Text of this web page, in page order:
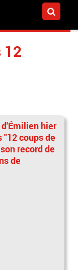
12
hier
coups de
record de
de